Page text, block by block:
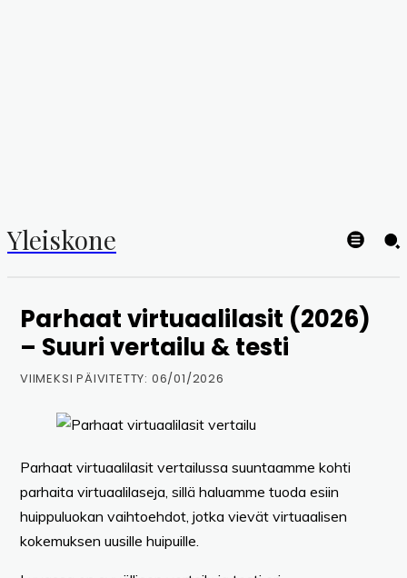
Yleiskone
Parhaat virtuaalilasit (2026)
– Suuri vertailu & testi
VIIMEKSI PÄIVITETTY: 06/01/2026
Parhaat virtuaalilasit vertailussa suuntaamme kohti
parhaita virtuaalilaseja, sillä haluamme tuoda esiin
huippuluokan vaihtoehdot, jotka vievät virtuaalisen
kokemuksen uusille huipuille.